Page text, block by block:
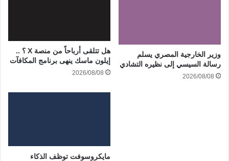
وزير الخارجية المصري يسلم
رسالة السيسي إلى نظيره التشادي
2026/08/08
هل تتلقى أرباحاً من منصة X ؟ ..
إيلون ماسك ينهى برنامج المكافآت
2026/08/08
مايكروسوفت توظف الذكاء